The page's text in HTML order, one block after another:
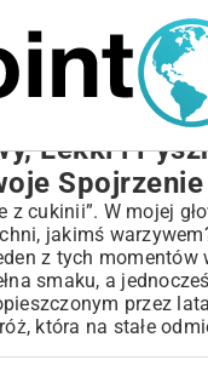
Lekki i
z cukinii”. W mojej
jakimś
z tych
smaku, a
przez
która na stałe